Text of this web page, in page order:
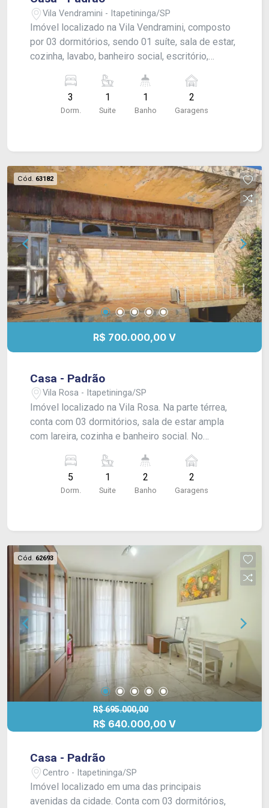
Vila Vendramini - Itapetininga/SP
Imóvel localizado na Vila Vendramini, composto
por 03 dormitórios, sendo 01 suíte, sala de estar,
cozinha, lavabo, banheiro social, escritório,
além de garagem para 02 veículos.
3
Dorm.
1
Suite
1
Banho
2
Garagens
Cód. 63182
R$ 700.000,00 V
Casa - Padrão
Vila Rosa - Itapetininga/SP
Imóvel localizado na Vila Rosa. Na parte térrea,
conta com 03 dormitórios, sala de estar ampla
com lareira, cozinha e banheiro social. No
banheiro social, piscina e vaga para 02 veículos.
O imóvel possui acabamento em laje.
5
Dorm.
1
Suite
2
Banho
2
Garagens
Cód. 62693
R$ 695.000,00
R$ 640.000,00 V
Casa - Padrão
Centro - Itapetininga/SP
Imóvel localizado em uma das principais
avenidas da cidade. Conta com 03 dormitórios,